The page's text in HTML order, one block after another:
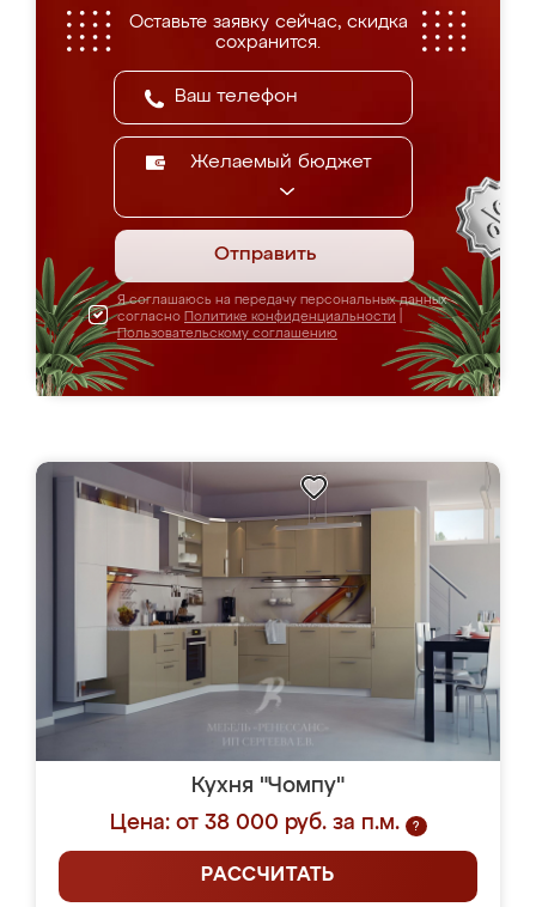
Оставьте заявку сейчас, скидка
сохранится.
Желаемый бюджет
Отправить
Я соглашаюсь на передачу персональных данных
согласно Политике конфиденциальности
Пользовательскому соглашению
Кухня "Чомпу"
Цена: от 38 000 руб. за п.м.
?
РАССЧИТАТЬ